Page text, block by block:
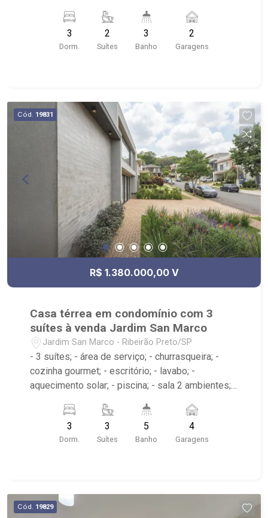
016, Drogaria São Carlos, Goiano Baterias
3
Dorm.
2
Suítes
3
Banho
2
Garagens
Cód. 19831
R$ 1.380.000,00 V
Casa térrea em condomínio com 3
suítes à venda Jardim San Marco
Jardim San Marco - Ribeirão Preto/SP
- 3 suítes; - área de serviço; - churrasqueira; -
cozinha gourmet; - escritório; - lavabo; -
aquecimento solar; - piscina; - sala 2 ambientes; -
Próximo ao Lodz Lounge Drink, Picanha Fatiada,
HECHO Restaurante; - condomínio com portaria
24h, praça de convivência; - Ribeirão Imóveis,
processos rápidos e eficientes; - análise
criteriosa de documentação; - com foco: Zona
3
Dorm.
3
Suítes
5
Banho
4
Garagens
Cód. 19829